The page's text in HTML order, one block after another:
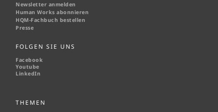
Newsletter anmelden
Human Works abonnieren
HQM-Fachbuch bestellen
Presse
FOLGEN SIE UNS
Facebook
Youtube
LinkedIn
THEMEN